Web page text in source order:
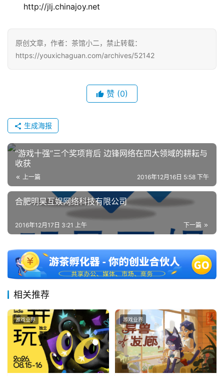
http://jlj.chinajoy.net
原创文章，作者：茶馆小二，禁止转载：
https://youxichaguan.com/archives/52142
赞 (0)
生成海报
“游戏十强”三个奖项背后 边锋网络在四大领域的耕耘与
收获
上一篇 2016年12月16日 5:58 下午
合肥明昊互娱网络科技有限公司
下一篇
2016年12月17日 3:21 上午
相关推荐
游戏业界 游戏业界